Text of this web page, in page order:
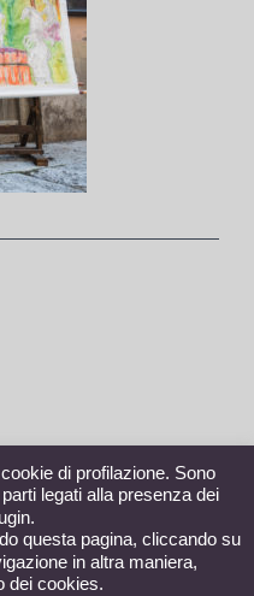
di profilazione. Sono
legati alla presenza dei
questa pagina, cliccando su
in altra maniera,
dei cookies.